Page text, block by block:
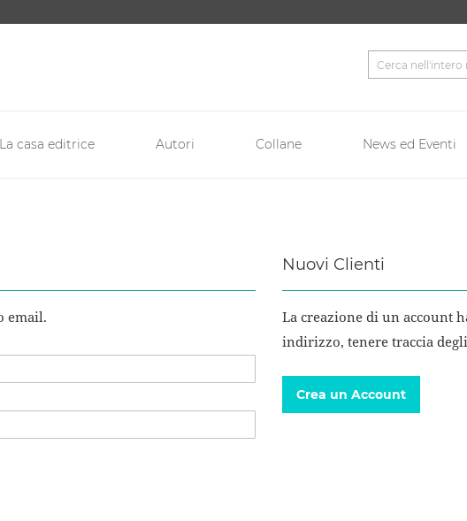
La casa editrice Autori Collane News ed Eventi
email.
Nuovi Clienti
La creazione di un account
indirizzo, tenere traccia
Crea un Account